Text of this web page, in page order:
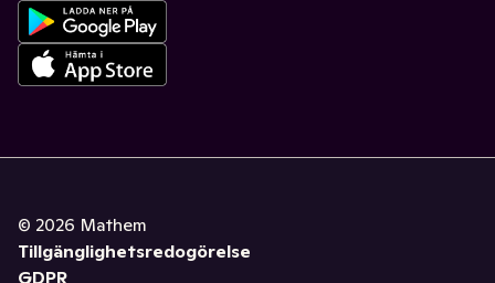
© 2026 Mathem
Tillgänglighetsredogörelse
GDPR